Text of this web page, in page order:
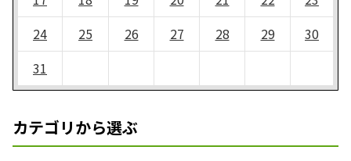
24
25 26 27 28 29
30
31
カテゴリから選ぶ